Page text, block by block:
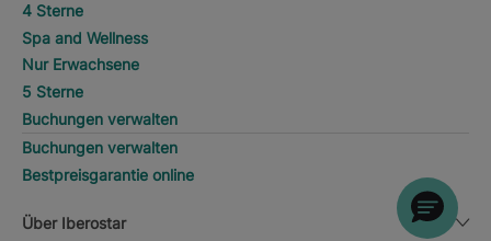
4 Sterne
Spa and Wellness
Nur Erwachsene
5 Sterne
Buchungen verwalten
Buchungen verwalten
Bestpreisgarantie online
Über Iberostar